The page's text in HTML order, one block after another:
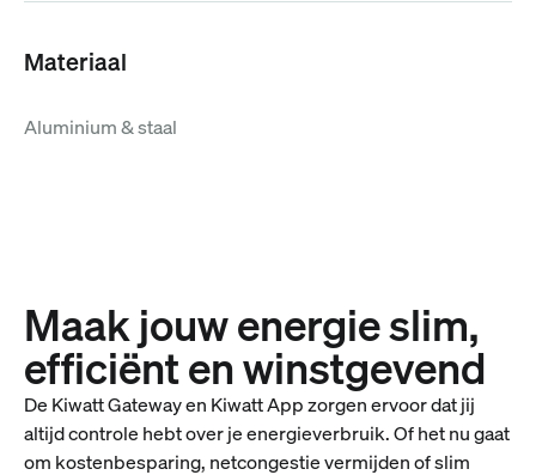
Materiaal
Aluminium & staal
Maak jouw energie slim,
efficiënt en winstgevend
De Kiwatt Gateway en Kiwatt App zorgen ervoor dat jij
altijd controle hebt over je energieverbruik. Of het nu gaat
om kostenbesparing, netcongestie vermijden of slim